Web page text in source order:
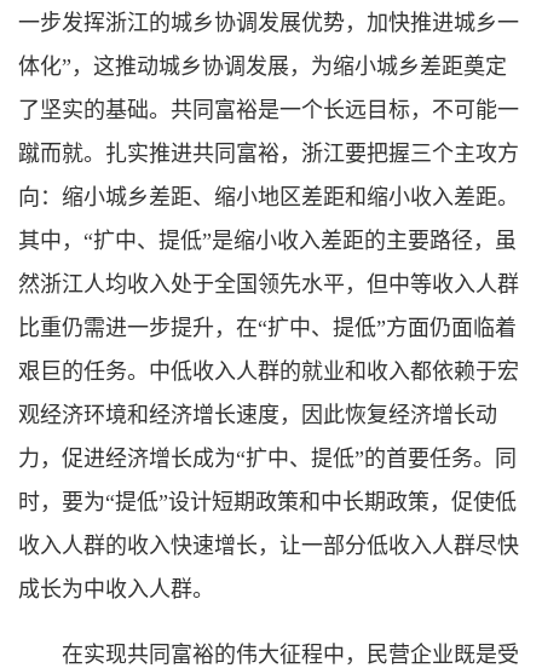
一步发挥浙江的城乡协调发展优势，加快推进城乡一
体化”，这推动城乡协调发展，为缩小城乡差距奠定
了坚实的基础。共同富裕是一个长远目标，不可能一
蹴而就。扎实推进共同富裕，浙江要把握三个主攻方
向：缩小城乡差距、缩小地区差距和缩小收入差距。
其中，“扩中、提低”是缩小收入差距的主要路径，虽
然浙江人均收入处于全国领先水平，但中等收入人群
比重仍需进一步提升，在“扩中、提低”方面仍面临着
艰巨的任务。中低收入人群的就业和收入都依赖于宏
观经济环境和经济增长速度，因此恢复经济增长动
力，促进经济增长成为“扩中、提低”的首要任务。同
时，要为“提低”设计短期政策和中长期政策，促使低
收入人群的收入快速增长，让一部分低收入人群尽快
成长为中收入人群。
在实现共同富裕的伟大征程中，民营企业既是受